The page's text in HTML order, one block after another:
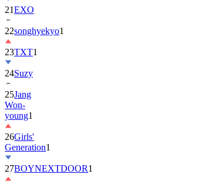
22songhyekyo
23TXT1
24Suzy
25Jang
Won-
young1
26Girls'
Generation
27BOYNEXTDOOR
28IDID1